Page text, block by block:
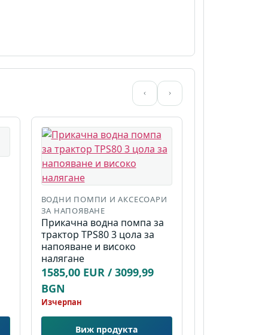
ВОДНИ ПОМПИ И АКСЕСОАРИ
ЗА НАПОЯВАНЕ
Прикачна водна помпа за
трактор TPS80 3 цола за
напояване и високо
налягане
1585,00 EUR / 3099,99
BGN
Изчерпан
Виж продукта